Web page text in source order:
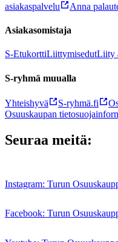
asiakaspalvelu
Anna
Asiakasomistaja
S-EtukorttiLiittymisedutLiity
S-ryhmä muualla
Yhteishyvä S-ryhmä.fi
Osuuskaupan
Seuraa meitä:
Instagram: Turun
Facebook: Turun